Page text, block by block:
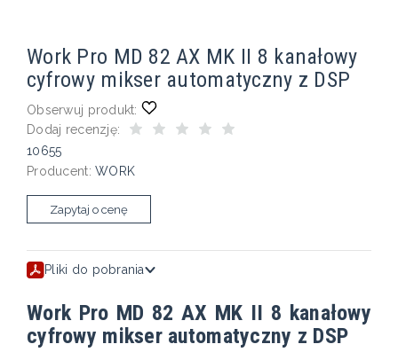
Work Pro MD 82 AX MK II 8 kanałowy
cyfrowy mikser automatyczny z DSP
Obserwuj produkt:
Dodaj recenzję:
10655
Producent: WORK
Zapytaj o cenę
Pliki do pobrania
Work Pro MD 82 AX MK II 8 kanałowy
cyfrowy mikser automatyczny z DSP